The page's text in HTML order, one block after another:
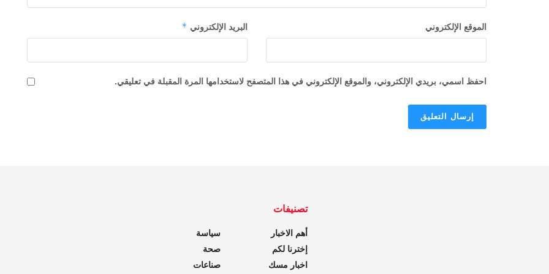
البريد الإلكتروني * الموقع الإلكتروني
احفظ اسمي، بريدي الإلكتروني، والموقع الإلكتروني في هذا المتصفح لاستخدامها المرة المقبلة في تعليقي.
تصنيفات
أهم الاخبار
إخترنا لكم
اخبار مسك
سياسة
صحة
صناعات